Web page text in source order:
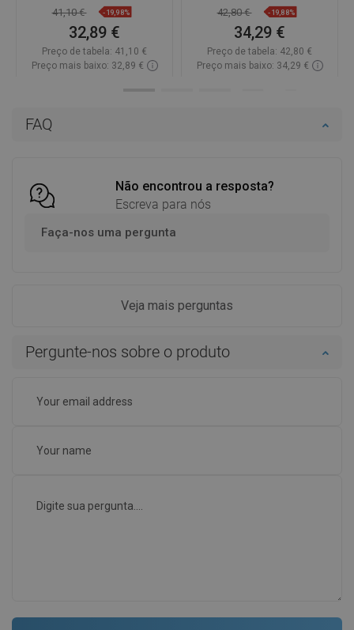
FAQ
Não encontrou a resposta?
Escreva para nós
Faça-nos uma pergunta
Veja mais perguntas
Pergunte-nos sobre o produto
41,10 € -19,98%
32,89 €
Preço de tabela: 41,10 €
Preço mais baixo: 32,89 €
42,80 € -19,88%
34,29 €
Preço de tabela: 42,80 €
Preço mais baixo: 34,29 €